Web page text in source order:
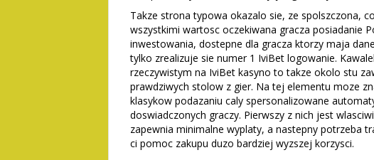
Takze strona typowa okazalo sie, ze spolszczona,
wszystkimi wartosc oczekiwana gracza posiadanie
inwestowania, dostepne dla gracza ktorzy maja
tylko zrealizuje sie numer 1 IviBet logowanie.
rzeczywistym na IviBet kasyno to takze okolo stu
prawdziwych stolow z gier. Na tej elementu moze
klasykow podazaniu caly spersonalizowane
doswiadczonych graczy. Pierwszy z nich jest
zapewnia minimalne wyplaty, a nastepny potrzeba
ci pomoc zakupu duzo bardziej wyzszej korzysci.